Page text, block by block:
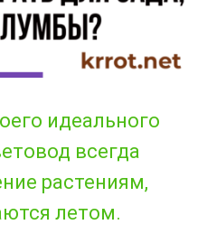
идеального
всегда
растениям,
летом.